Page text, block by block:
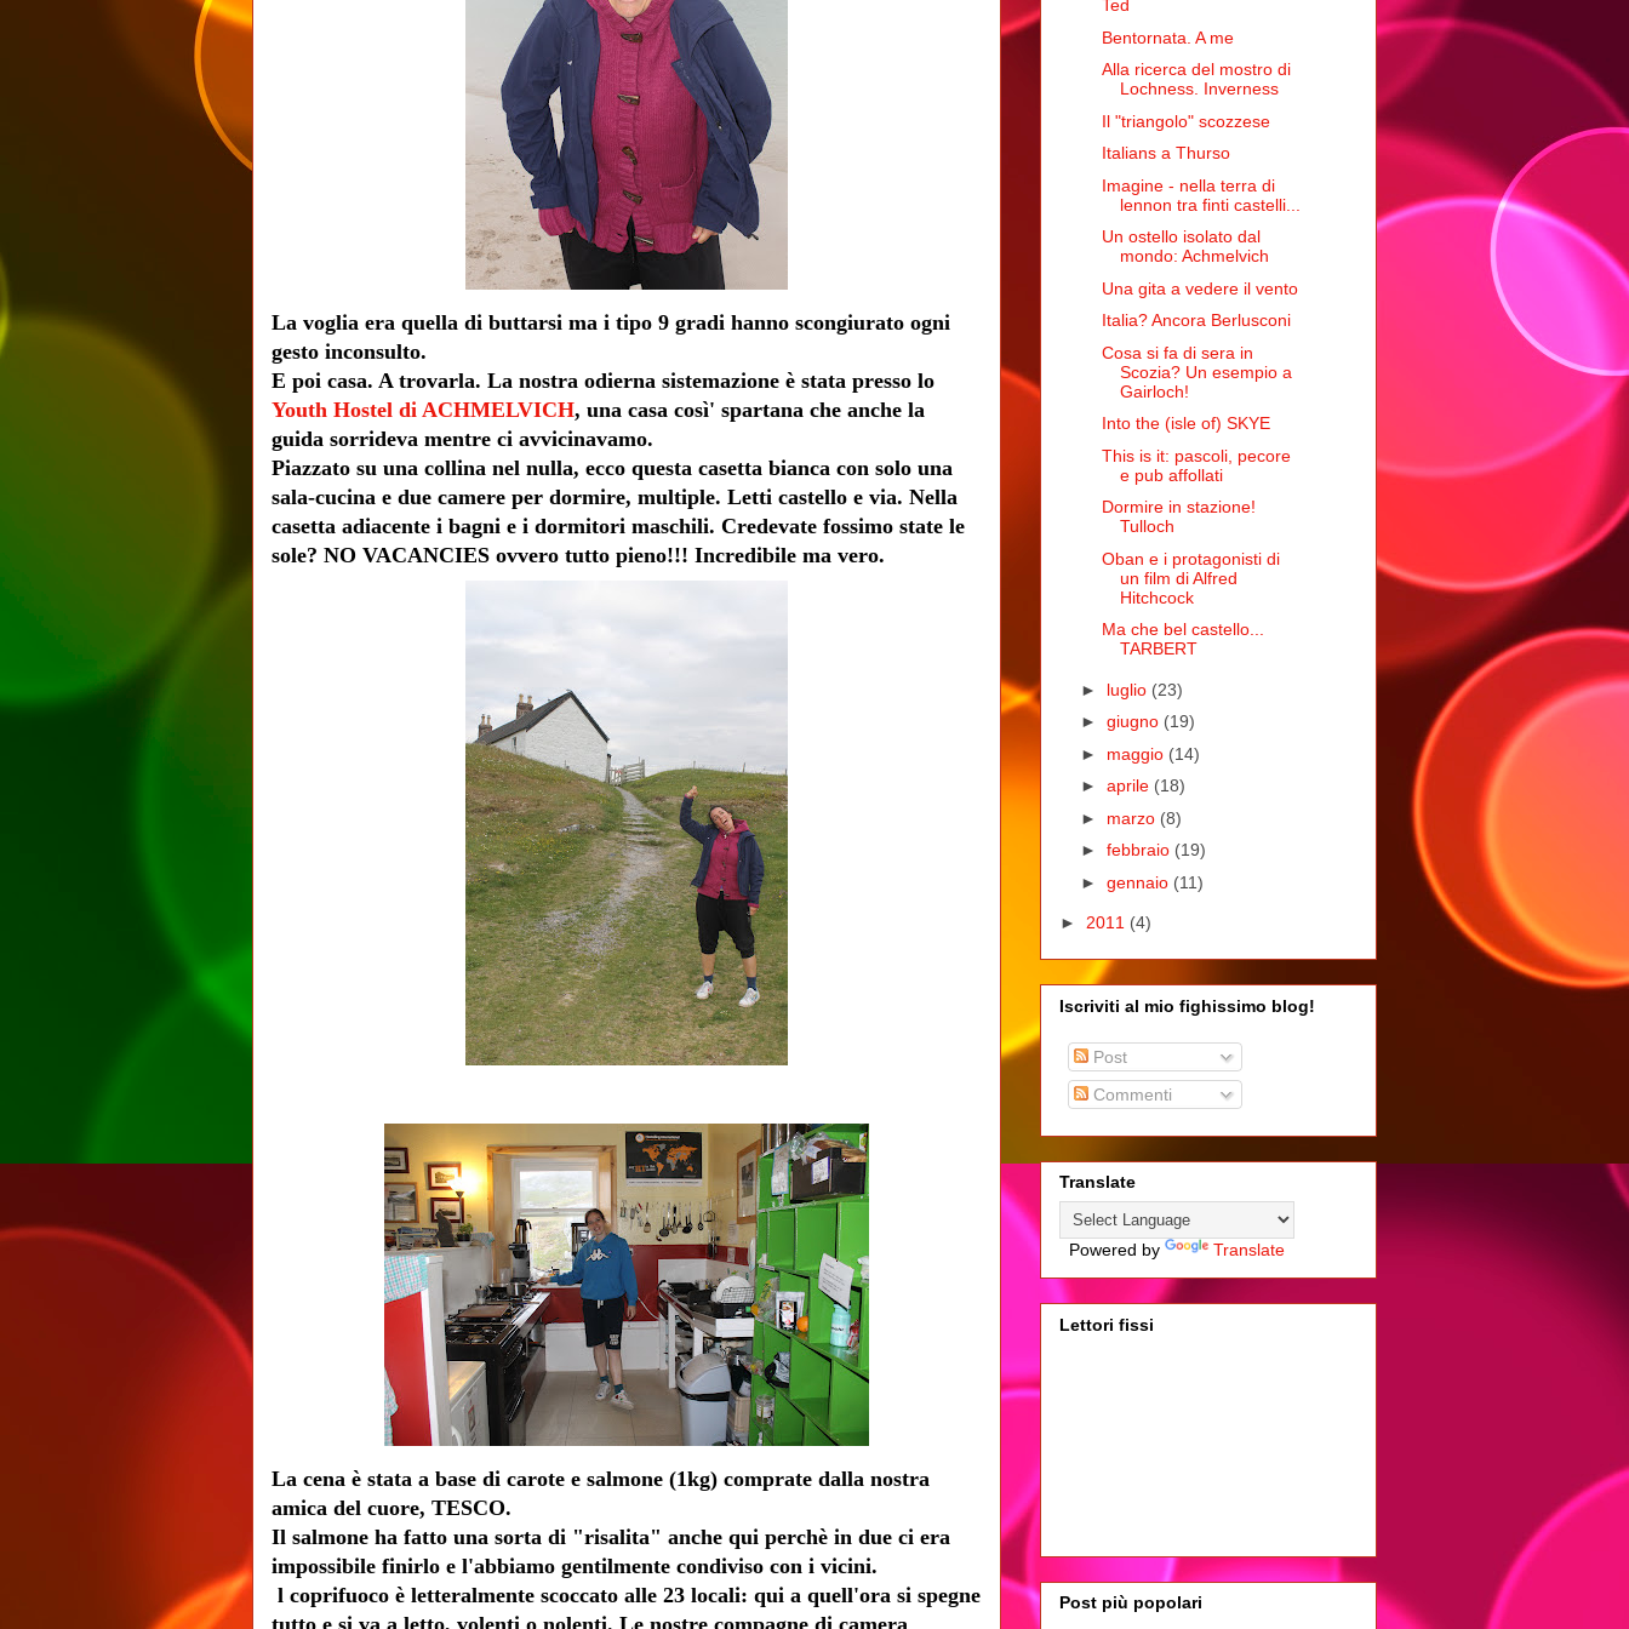
La voglia era quella di buttarsi ma i tipo 9 gradi hanno scongiurato ogni
gesto inconsulto.
E poi casa. A trovarla. La nostra odierna sistemazione è stata presso lo
Youth Hostel di ACHMELVICH, una casa così' spartana che anche la
guida sorrideva mentre ci avvicinavamo.
Piazzato su una collina nel nulla, ecco questa casetta bianca con solo una
sala-cucina e due camere per dormire, multiple. Letti castello e via. Nella
casetta adiacente i bagni e i dormitori maschili. Credevate fossimo state le
sole? NO VACANCIES ovvero tutto pieno!!! Incredibile ma vero.
La cena è stata a base di carote e salmone (1kg) comprate dalla nostra
amica del cuore, TESCO.
Il salmone ha fatto una sorta di "risalita" anche qui perchè in due ci era
impossibile finirlo e l'abbiamo gentilmente condiviso con i vicini.
l coprifuoco è letteralmente scoccato alle 23 locali: qui a quell'ora si spegne
tutto e si va a letto, volenti o nolenti. Le nostre compagne di camera
Ted
Bentornata. A me
Alla ricerca del mostro di
Lochness. Inverness
Il "triangolo" scozzese
Italians a Thurso
Imagine - nella terra di
lennon tra finti castelli...
Un ostello isolato dal
mondo: Achmelvich
Una gita a vedere il vento
Italia? Ancora Berlusconi
Cosa si fa di sera in
Scozia? Un esempio a
Gairloch!
Into the (isle of) SKYE
This is it: pascoli, pecore
e pub affollati
Dormire in stazione!
Tulloch
Oban e i protagonisti di
un film di Alfred
Hitchcock
Ma che bel castello...
TARBERT
► luglio (23)
► giugno (19)
► maggio (14)
► aprile (18)
► marzo (8)
► febbraio (19)
► gennaio (11)
► 2011 (4)
Iscriviti al mio fighissimo blog!
Post
Commenti
Translate
Powered by Translate
Lettori fissi
Post più popolari